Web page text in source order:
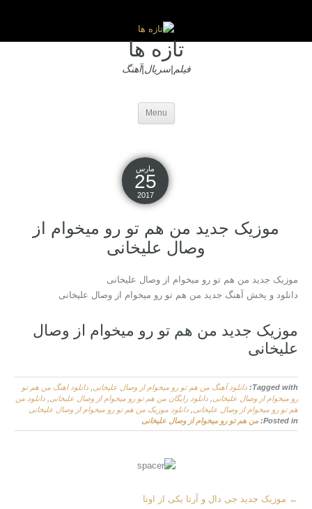
تازه ها
فیلم|سریال|آهنگ
Menu
مارس
25
2017
موزیک جدید من هم تو رو میخوام از
وصال علیخانی
موزیک جدید من هم تو رو میخوام از وصال علیخانی
دانلود و پخش آهنگ جدید من هم تو رو میخوام از وصال علیخانی
موزیک جدید من هم تو رو میخوام از وصال
علیخانی
Tagged with: دانلود آهنگ من هم تو رو میخوام از وصال علیخانی دانلود اهنگ من هم تو
رو میخوام از وصال علیخانی دانلود رایگان من هم تو رو میخوام از وصال علیخانی دانلود من
هم تو رو میخوام از وصال علیخانی دانلود موزیک من هم تو رو میخوام از وصال علیخانی
Posted in: من هم تو رو میخوام از وصال علیخانی
M← موزیک جدید جی دال و آرتا یکی از اونا